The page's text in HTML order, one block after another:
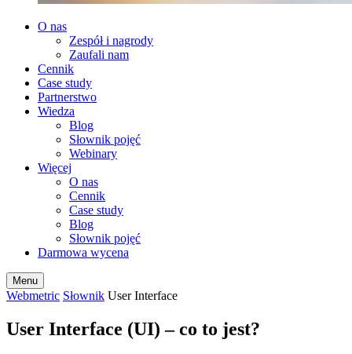
O nas
Zespół i nagrody
Zaufali nam
Cennik
Case study
Partnerstwo
Wiedza
Blog
Słownik pojęć
Webinary
Więcej
O nas
Cennik
Case study
Blog
Słownik pojęć
Darmowa wycena
Menu
Webmetric Słownik User Interface
User Interface (UI) – co to jest?